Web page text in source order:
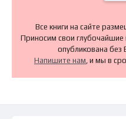
Все книги на сайте
Приносим свои глубочайшие
опубликована без
Напишите нам, и мы в